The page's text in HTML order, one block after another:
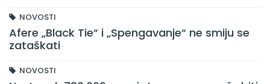
NOVOSTI
Afere „Black Tie“ i „Spengavanje“ ne smiju se
zataškati
NOVOSTI